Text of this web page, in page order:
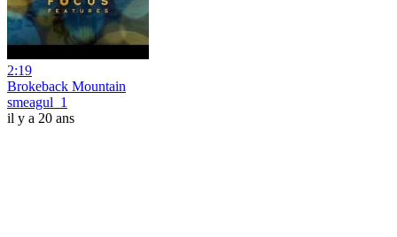
2:19
Brokeback Mountain
smeagul_1
il y a 20 ans